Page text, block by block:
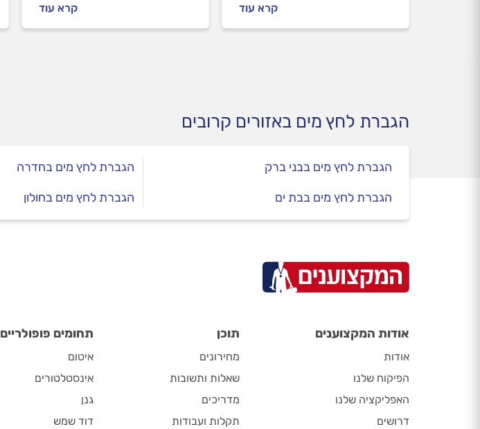
ולהתנהל נכון מול האינסטלטור
קרא עוד
מתנהלים מול האינסטלטור? כל
קרא עוד
הגברת לחץ מים באזורים קרובים
הגברת לחץ מים בבני ברק
הגברת לחץ מים בבת ים
הגברת לחץ מים בחדרה
הגברת לחץ מים בחולון
אודות המקצוענים
אודות
הפיקוח שלנו
האפליקציה שלנו
דרושים
תוכן
מחירונים
שאלות ותשובות
מדריכים
תקלות ועבודות
תחומים פופולריים
איטום
אינסטלטורים
גנן
דוד שמש